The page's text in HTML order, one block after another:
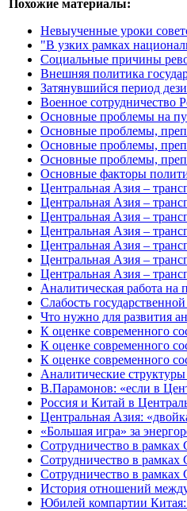
Похожие материалы:
Невыученные уроки
"В узких рамках
Социальные причины
Внешняя политика
Затянувшийся период
Военное сотрудничество
Основные проблемы на
Основные проблемы,
Основные проблемы,
Основные проблемы,
Основные факторы
Центральная Азия –
Центральная Азия –
Центральная Азия –
Центральная Азия –
Центральная Азия –
Центральная Азия –
Центральная Азия –
Аналитическая работа на
Слабость
Что нужно для развития
К оценке современного
К оценке современного
К оценке современного
Аналитические
В.Парамонов: «если в
Россия и Китай в
Центральная Азия:
«Большая игра» за
Сотрудничество в
Сотрудничество в
Сотрудничество в
История отношений
Юбилей компартии Китая: